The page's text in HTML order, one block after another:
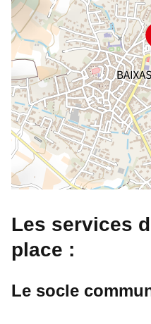
Les services
place :
Le socle